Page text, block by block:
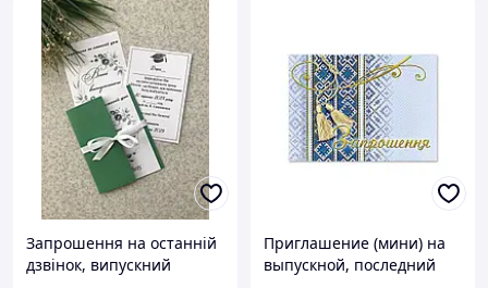
Запрошення на останній
дзвінок, випускний
Приглашение (мини) на
выпускной, последний